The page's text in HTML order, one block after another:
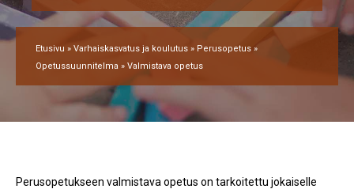
Etusivu » Varhaiskasvatus ja koulutus » Perusopetus »
Opetussuunnitelma » Valmistava opetus
Perusopetukseen valmistava opetus on tarkoitettu jokaiselle